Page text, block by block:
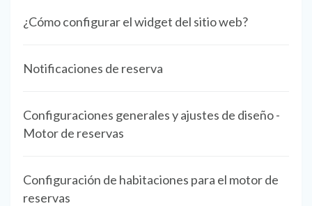
¿Cómo configurar el widget del sitio web?
Notificaciones de reserva
Configuraciones generales y ajustes de diseño -
Motor de reservas
Configuración de habitaciones para el motor de
reservas